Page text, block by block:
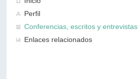
Perfil
Conferencias, escritos y entrevistas
Enlaces relacionados